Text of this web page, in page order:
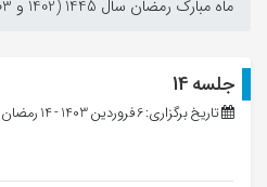
ماه مبارک رمضان سال 1445 (1402 و 1403 شمسی)
جلسه 14
تاریخ برگزاری: 6 فروردین 1403 - 14 رمضان 1445